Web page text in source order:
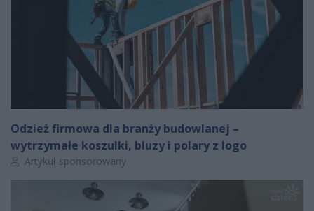
Odzież firmowa dla branży budowlanej –
wytrzymałe koszulki, bluzy i polary z logo
Autor artykułu:
Artykuł sponsorowany